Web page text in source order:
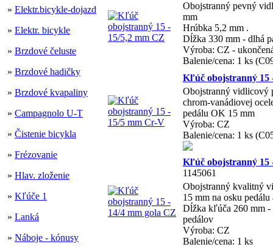
» Elektr.bicykle-dojazd
» Elektr. bicykle
» Brzdové čeluste
» Brzdové hadičky
» Brzdové kvapaliny
» Campagnolo U-T
» Čistenie bicykla
» Frézovanie
» Hlav. zloženie
» Kľúče 1
» Lanká
» Náboje - kónusy
Obojstranný pevný
mm
Hrúbka 5,2 mm .
Dĺžka 330 mm - dlhá
Výroba: CZ -
Balenie/cena: 1 ks
Kľúč obojstranný 15
Obojstranný vidlicový
chrom-vanádiovej
pedálu OK 15 mm
Výroba: CZ
Balenie/cena: 1 ks
Kľúč obojstranný 15
1145061
Obojstranný kvalitný
15 mm na osku
Dĺžka kľúča 260 mm -
pedálov
Výroba: CZ
Balenie/cena: 1 ks